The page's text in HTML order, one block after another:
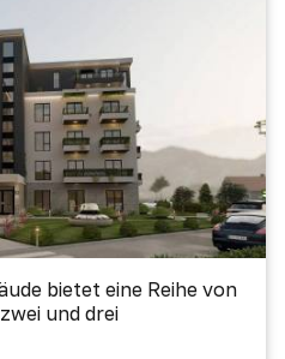
bietet eine Reihe von
und drei